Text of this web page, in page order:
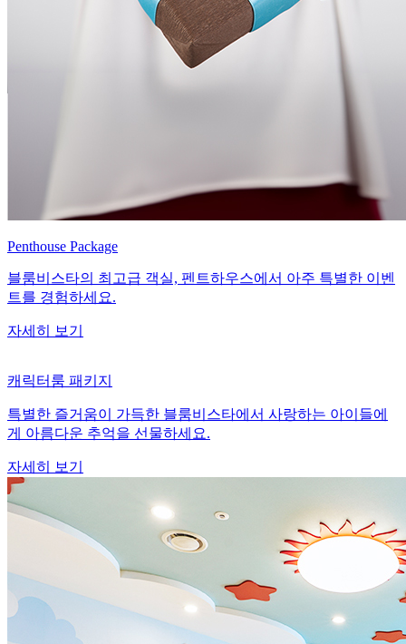
Penthouse Package
블룸비스타의 최고급 객실, 펜트하우스에서 아주 특별한 이벤
트를 경험하세요.
자세히 보기
캐릭터룸 패키지
특별한 즐거움이 가득한 블룸비스타에서 사랑하는 아이들에
게 아름다운 추억을 선물하세요.
자세히 보기